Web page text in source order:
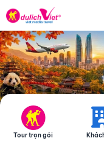
Tour trọn gói